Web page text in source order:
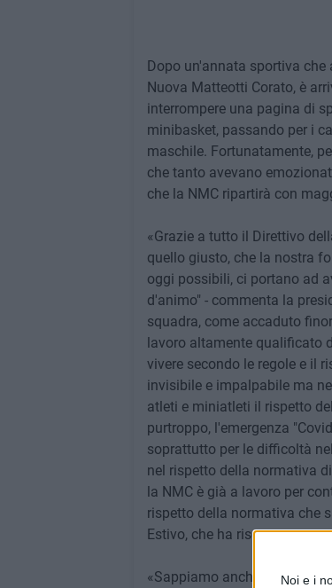
Noi e i
Dopo un'annata sportiva
Nuova Matteotti Corato, è
interrompere una pagina di
minibasket, passando per i
maschile. Fortunatamente,
che tanto avevano
che la NMC ripartirà con
«Grazie a tutto il Direttivo
quello giusto, che la nostra
oggi possibili, ci portano ad
d'animo" - commenta la
squadra, come accaduto
lavoro altamente qualificato
vivere secondo le regole e il
invisibile e impalpabile ma
atleti e miniatleti il rispetto
purtroppo, l'emergenza
soprattutto per le difficoltà
nel rispetto della normativa
la NMC è già a lavoro per
rispetto della normativa che
Estivo, che ha riscosso
«Sappiamo anche che il